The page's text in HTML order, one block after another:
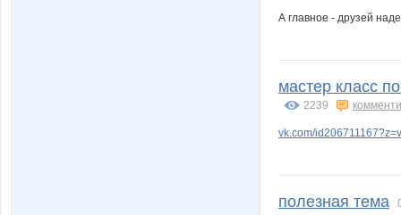
А главное - друзей
мастер класс
2239
vk.com/
полезная тема